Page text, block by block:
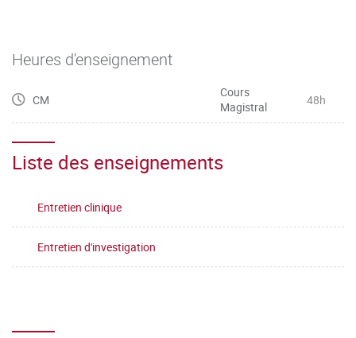
Heures d'enseignement
CM
Cours
Magistral
48h
Liste des enseignements
Entretien clinique
Entretien d'investigation